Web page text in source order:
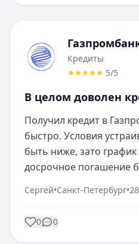
Кредиты
5/5
В целом доволен
Получил кредит в
быстро. Условия
быть ниже, зато
досрочное погашение
Сергей•Санкт-Петербург•
0 0